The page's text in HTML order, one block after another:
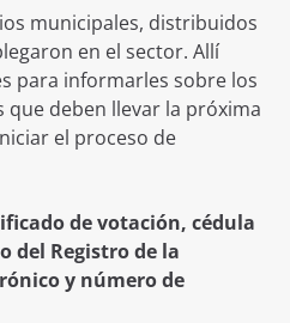
municipales, distribuidos
en el sector. Allí
para informarles sobre los
deben llevar la próxima
el proceso de
de votación, cédula
del Registro de la
y número de